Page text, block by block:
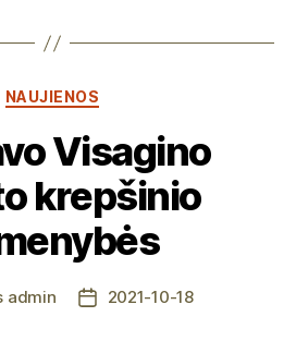
Kategorijos
NAUJIENOS
Visagino
krepšinio
admin
Įrašo2021-10-18